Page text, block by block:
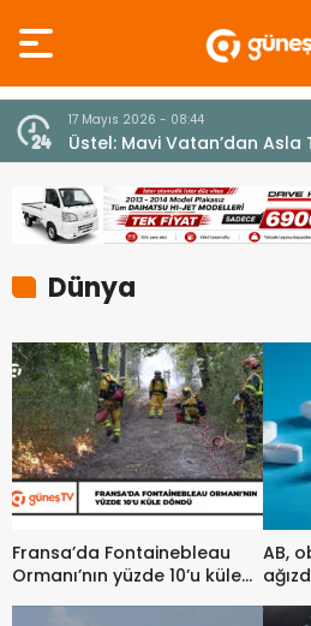
7 Ağustos 2026 - 12:36
ÜSTEL: “ERENKÖY RUHU
Dünya
Fransa’da Fontainebleau
Ormanı’nın yüzde 10’u küle
AB,